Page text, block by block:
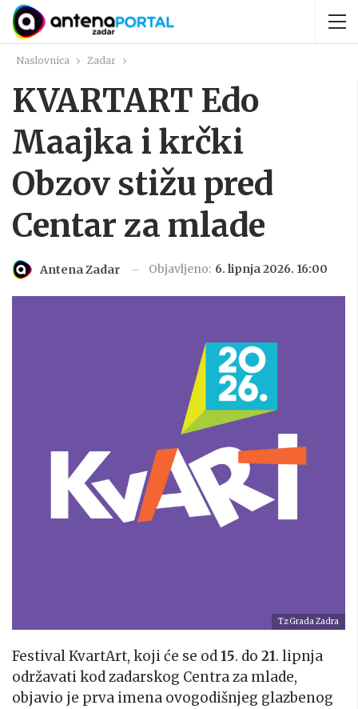
Naslovnica Zadar
KVARTART Edo
Maajka i krčki
Obzov stižu pred
Centar za mlade
Antena Zadar Objavljeno: 6. lipnja 2026. 16:00
Tz Grada Zadra
Festival KvartArt, koji će se od15. do 21. lipnja
održavati kod zadarskog Centra za mlade,
objavio je prva imena ovogodišnjeg glazbenog